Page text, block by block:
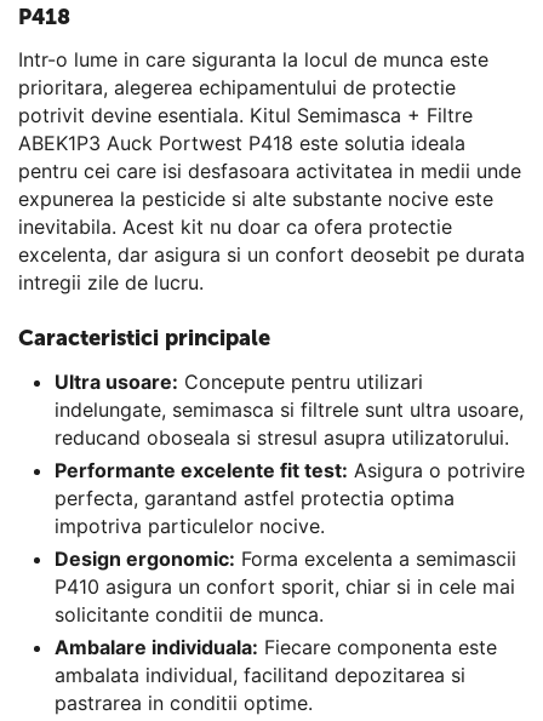
P418
Intr-o lume in care siguranta la locul de munca este
prioritara, alegerea echipamentului de protectie
potrivit devine esentiala. Kitul Semimasca + Filtre
ABEK1P3 Auck Portwest P418 este solutia ideala
pentru cei care isi desfasoara activitatea in medii unde
expunerea la pesticide si alte substante nocive este
inevitabila. Acest kit nu doar ca ofera protectie
excelenta, dar asigura si un confort deosebit pe durata
intregii zile de lucru.
Caracteristici principale
Ultra usoare: Concepute pentru utilizari
indelungate, semimasca si filtrele sunt ultra usoare,
reducand oboseala si stresul asupra utilizatorului.
Performante excelente fit test: Asigura o potrivire
perfecta, garantand astfel protectia optima
impotriva particulelor nocive.
Design ergonomic: Forma excelenta a semimascii
P410 asigura un confort sporit, chiar si in cele mai
solicitante conditii de munca.
Ambalare individuala: Fiecare componenta este
ambalata individual, facilitand depozitarea si
pastrarea in conditii optime.